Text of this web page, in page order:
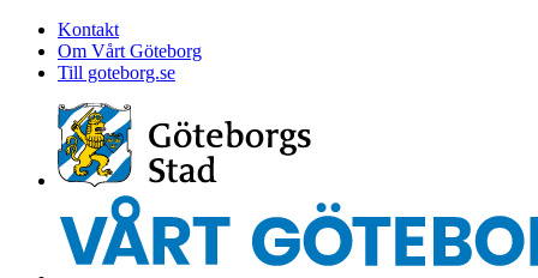
Kontakt
Om Vårt Göteborg
Till goteborg.se